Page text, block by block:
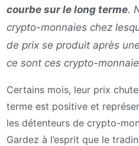
courbe sur le long terme.
crypto-monnaies chez
de prix se produit après
ce sont ces crypto-
Certains mois, leur prix
terme est positive et
les détenteurs de crypto-
Gardez à l’esprit que le